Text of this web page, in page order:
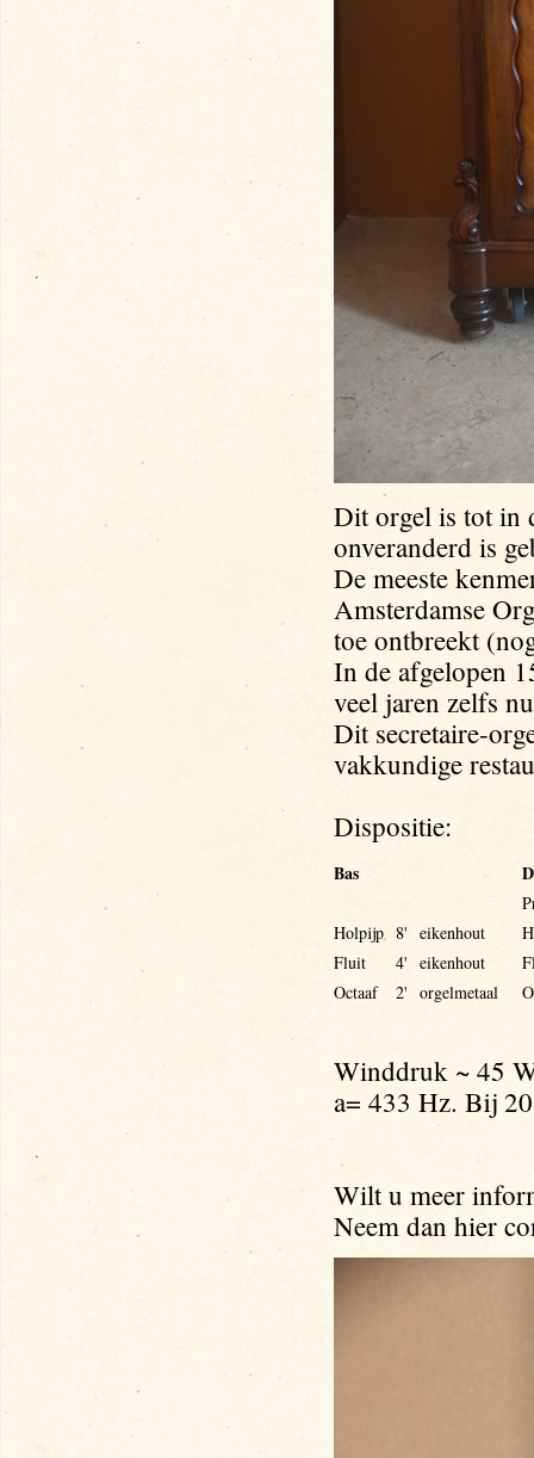
Dit orgel is tot in
onveranderd is
De meeste
Amsterdamse
toe ontbreekt
In de afgelopen
veel jaren zelfs
Dit secretaire-
vakkundige
Dispositie:
Bas
Holpijp 8' eikenhout
Fluit
4' eikenhout
Octaaf
2' orgelmetaal
Winddruk ~ 45
a= 433 Hz. Bij
Wilt u meer
Neem dan hier